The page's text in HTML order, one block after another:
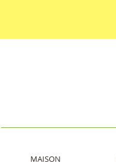
MAISON